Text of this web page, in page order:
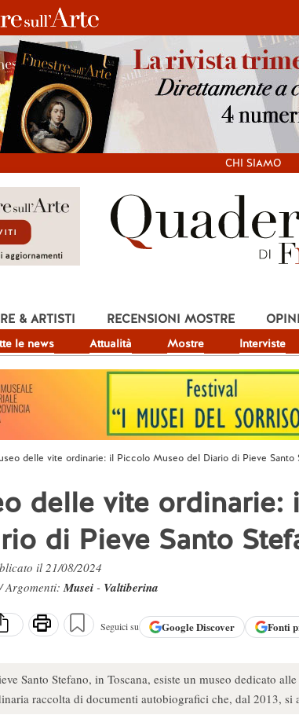
CHI SIAMO
le news Attualità Mostre Interviste
& ARTISTI RECENSIONI MOSTRE
delle vite ordinarie: il Piccolo Museo del Diario di Pieve Santo
delle vite
di Pieve Santo
il 21/08/2024
/ Argomenti:Musei - Valtiberina
Seguici su GoogleDiscover Fonti
Santo Stefano, in Toscana, esiste un museo dedicato
raccolta di documenti autobiografici che, dal 2013,